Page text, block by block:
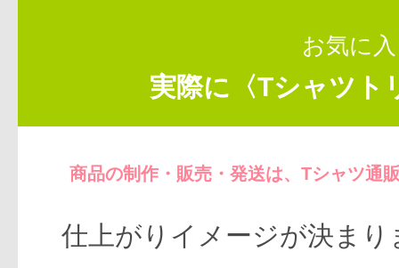
お気に
実際に〈Tシャツト
商品の制作・販売・発送は、Tシャツ通
仕上がりイメージが決ま